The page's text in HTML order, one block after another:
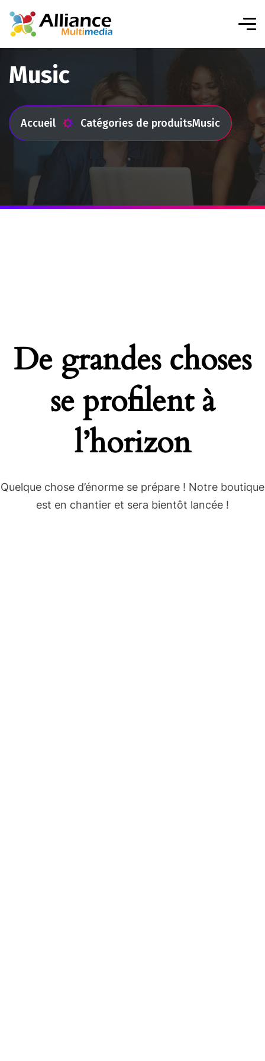
Music
Accueil Catégories de produitsMusic
De grandes choses
se profilent à
l’horizon
Quelque chose d’énorme se prépare ! Notre boutique
est en chantier et sera bientôt lancée !